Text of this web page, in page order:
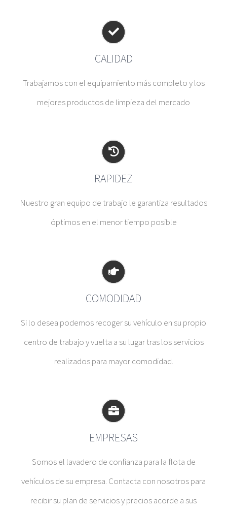
CALIDAD
Trabajamos con el equipamiento más completo y los
mejores productos de limpieza del mercado
RAPIDEZ
Nuestro gran equipo de trabajo le garantiza resultados
óptimos en el menor tiempo posible
COMODIDAD
Si lo desea podemos recoger su vehículo en su propio
centro de trabajo y vuelta a su lugar tras los servicios
realizados para mayor comodidad.
EMPRESAS
Somos el lavadero de confianza para la flota de
vehículos de su empresa. Contacta con nosotros para
recibir su plan de servicios y precios acorde a sus